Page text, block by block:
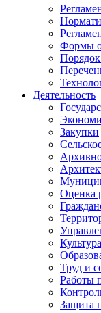
Формы
Деятельность
Закупки
Оценка
Труд и
Работы
Защита